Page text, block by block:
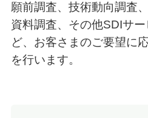
願前調査、技術動向調査
資料調査、その他SDIサ
ど、お客さまのご要望に
を行います。